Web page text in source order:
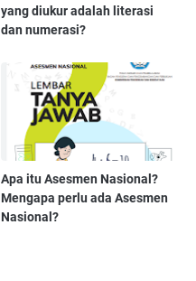
yang diukur adalah literasi
dan numerasi?
Apa itu Asesmen Nasional?
Mengapa perlu ada Asesmen
Nasional?